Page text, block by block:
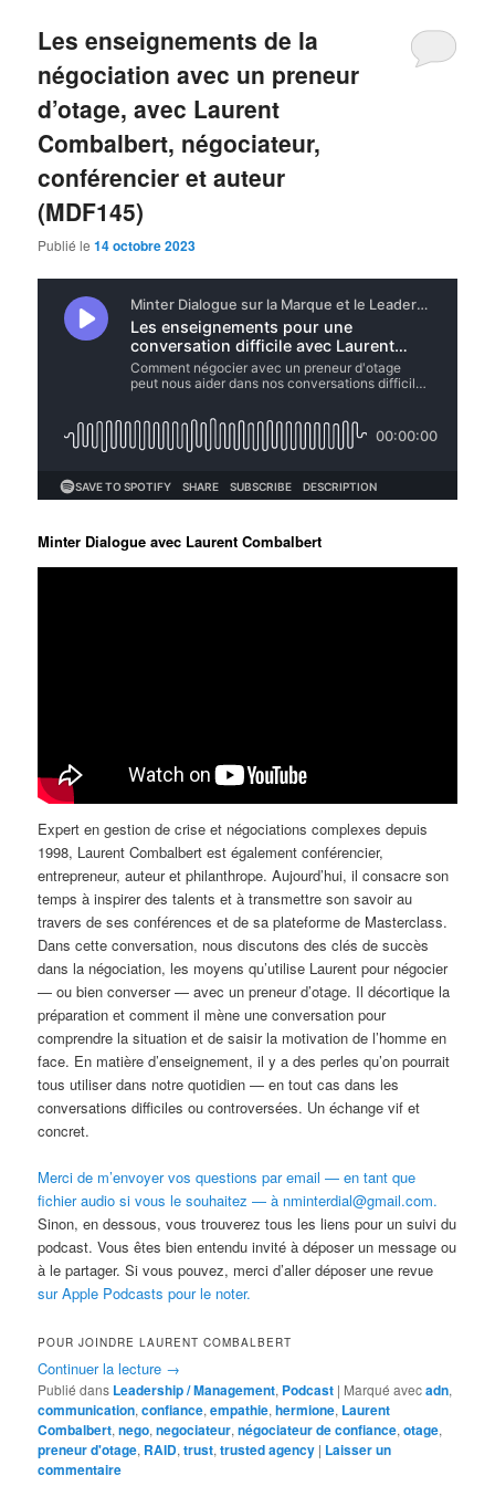
Les enseignements de la
négociation avec un preneur
d’otage, avec Laurent
Combalbert, négociateur,
conférencier et auteur
(MDF145)
Publié le14 octobre 2023
Minter Dialogue avec Laurent Combalbert
Expert en gestion de crise et négociations complexes depuis
1998, Laurent Combalbert est également conférencier,
entrepreneur, auteur et philanthrope. Aujourd’hui, il consacre son
temps à inspirer des talents et à transmettre son savoir au
travers de ses conférences et de sa plateforme de Masterclass.
Dans cette conversation, nous discutons des clés de succès
dans la négociation, les moyens qu’utilise Laurent pour négocier
— ou bien converser — avec un preneur d’otage. Il décortique la
préparation et comment il mène une conversation pour
comprendre la situation et de saisir la motivation de l’homme en
face. En matière d’enseignement, il y a des perles qu’on pourrait
tous utiliser dans notre quotidien — en tout cas dans les
conversations difficiles ou controversées. Un échange vif et
concret.
Merci de m’envoyer vos questions par email — en tant que
fichier audio si vous le souhaitez — à nminterdial@gmail.com.
Sinon, en dessous, vous trouverez tous les liens pour un suivi du
podcast. Vous êtes bien entendu invité à déposer un message ou
à le partager. Si vous pouvez, merci d’aller déposer une revue
sur Apple Podcasts pour le noter.
POUR JOINDRE LAURENT COMBALBERT
Continuer la lecture →
Publié dans Leadership / Management, Podcast | Marqué avecadn,
communication,confiance,empathie,hermione, Laurent
Combalbert,nego,negociateur,négociateur de confiance,otage,
preneur d'otage, RAID,trust,trusted agency | Laisser un
commentaire